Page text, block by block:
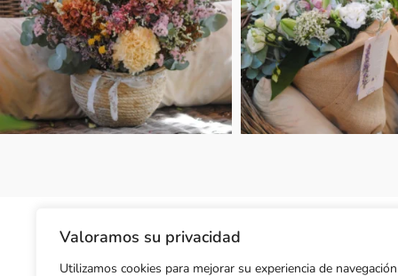
Valoramos su privacidad
Utilizamos cookies para mejorar su experiencia de